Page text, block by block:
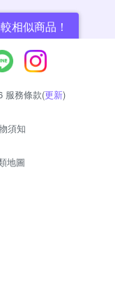
相似商品！
服務條款(更新)
須知
地圖